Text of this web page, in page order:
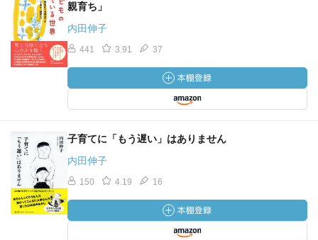
親育ち」
内田伸子
441 3.91 37
子育てに「もう遅い」はありません
内田伸子
150 4.19 16